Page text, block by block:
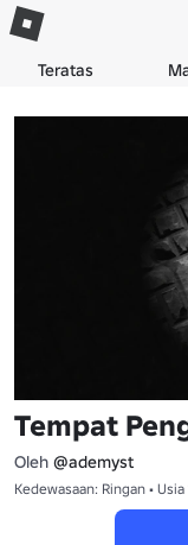
Teratas
Tempat
Oleh @ademyst
Kedewasaan: Ringan • Usia